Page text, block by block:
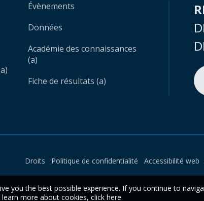
Évènements
Données
Académie des connaissances
(a)
Fiche de résultats (a)
Droits Politique de confidentialité Accessibilité web
you the best possible experience. If you continue to
more about cookies, click here.